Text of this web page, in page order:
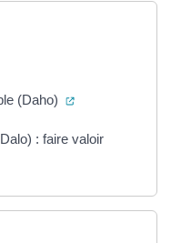
dans un nouvel onglet)
(Daho) (ouverture
: faire valoir
dans un nouvel